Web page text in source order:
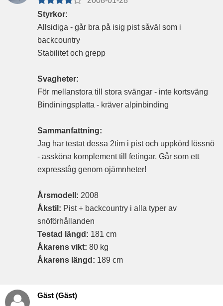
Styrkor:
Allsidiga - går bra på isig pist såväl som i
backcountry
Stabilitet och grepp
Svagheter:
För mellanstora till stora svängar - inte kortsväng
Bindiningsplatta - kräver alpinbinding
Sammanfattning:
Jag har testat dessa 2tim i pist och uppkörd lössnö
- assköna komplement till fetingar. Går som ett
expresståg genom ojämnheter!
Årsmodell: 2008
Åkstil: Pist + backcountry i alla typer av
snöförhållanden
Testad längd: 181 cm
Åkarens vikt: 80 kg
Åkarens längd: 189 cm
Gäst (Gäst)